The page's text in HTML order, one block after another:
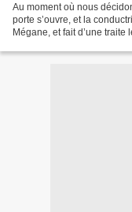
Au moment où nous
porte s’ouvre, et la
Mégane, et fait d’une traite